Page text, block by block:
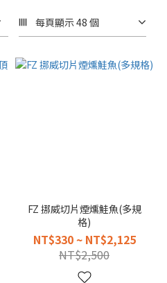
每頁顯示 48 個
FZ 挪威切片煙燻鮭魚(多規
格)
NT$330 ~ NT$2,125
NT$2,500